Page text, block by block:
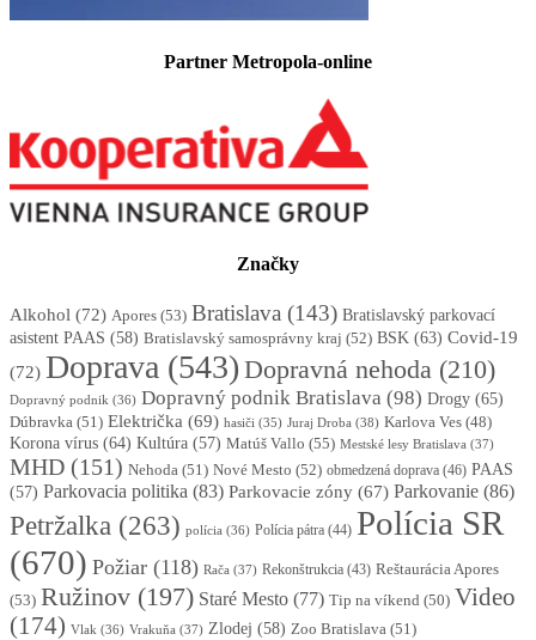
Partner Metropola-online
Značky
Alkohol (72) Apores (53) Bratislava (143) Bratislavský parkovací
asistent PAAS (58) Bratislavský samosprávny kraj (52) BSK (63) Covid-19
(72) Doprava (543) Dopravná nehoda (210)
Dopravný podnik (36) Dopravný podnik Bratislava (98) Drogy (65)
Dúbravka (51) Električka (69) hasiči (35) Juraj Droba (38) Karlova Ves (48)
Korona vírus (64) Kultúra (57) Matúš Vallo (55) Mestské lesy Bratislava (37)
MHD (151) Nehoda (51) Nové Mesto (52) obmedzená doprava (46) PAAS
(57) Parkovacia politika (83) Parkovacie zóny (67) Parkovanie (86)
Petržalka (263) polícia (36) Polícia pátra (44) Polícia SR
(670) Požiar (118) Rača (37) Rekonštrukcia (43) Reštaurácia Apores
(53) Ružinov (197) Staré Mesto (77) Tip na víkend (50) Video
(174) Vlak (36) Vrakuňa (37) Zlodej (58) Zoo Bratislava (51)